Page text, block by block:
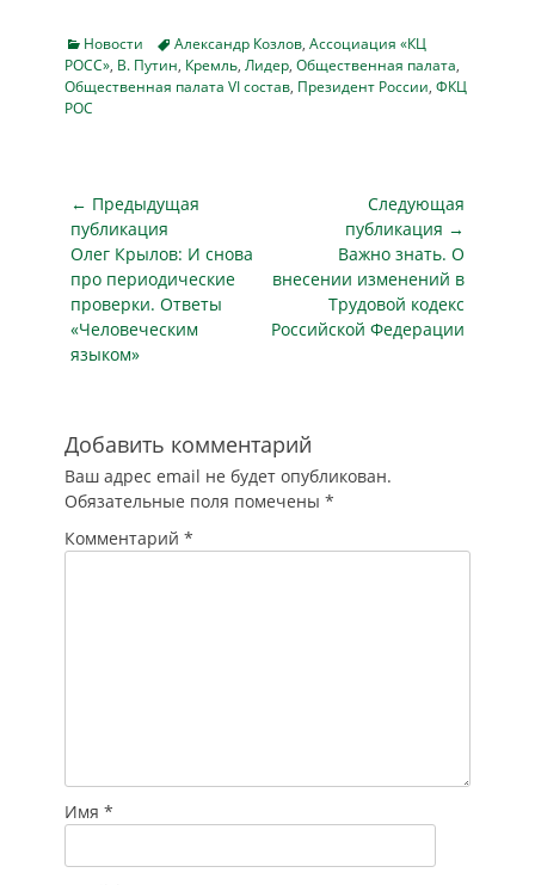
законодательства в
области оружия" 14
сентября в 11:00 в
Общественной
стол «О
предлагаемых
Росгвардией мерах
по
совершенствованию
законодательства в
области оборота
развитию
экономики,…
Categories
Новости TagsАлександр Козлов, Ассоциация «КЦ
РОСС», В. Путин, Кремль, Лидер, Общественная палата,
Общественная палата VI состав, Президент России, ФКЦ
РОС
Навигация
по
записям
← Предыдущая
публикация
Предыдущая
публикация
Олег Крылов: И снова
про периодические
проверки. Ответы
«Человеческим
языком»
Следующая
публикация →
Следующая
публикация
Важно знать. О
внесении изменений в
Трудовой кодекс
Российской Федерации
Добавить комментарий
Ваш адрес email не будет опубликован.
Обязательные поля помечены *
Комментарий *
Имя *